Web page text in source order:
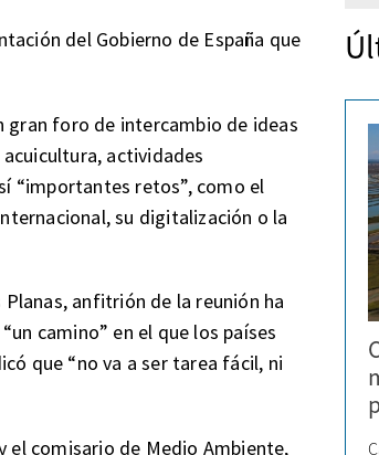
del Gobierno de España que
foro de intercambio de ideas
actividades
“importantes retos”, como el
su digitalización o la
anfitrión de la reunión ha
camino” en el que los países
que “no va a ser tarea fácil, ni
el comisario de Medio Ambiente,